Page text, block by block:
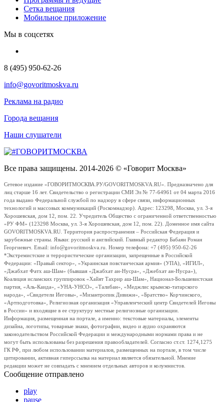
Сетка вещания
Мобильное приложение
Мы в соцсетях
8 (495) 950-62-26
info@govoritmoskva.ru
Реклама на радио
Города вещания
Наши слушатели
Все права защищены. 2014-2026 © «Говорит Москва»
Сетевое издание «ГОВОРИТМОСКВА.РУ/GOVORITMOSKVA.RU». Предназначено для
лиц старше 16 лет. Свидетельство о регистрации СМИ Эл № 77-64961 от 04 марта 2016
года выдано Федеральной службой по надзору в сфере связи, информационных
технологий и массовых коммуникаций (Роскомнадзор). Адрес: 123298, Москва, ул. 3-я
Хорошевская, дом 12, пом. 22. Учредитель Общество с ограниченной ответственностью
«РУ ФМ» (123298 Москва, ул. 3-я Хорошевская, дом 12, пом. 22). Доменное имя сайта
GOVORITMOSKVA.RU. Территория распространения – Российская Федерация и
зарубежные страны. Языки: русский и английский. Главный редактор Бабаян Роман
Георгиевич. Email: info@govoritmoskva.ru. Номер телефона: +7 (495) 950-62-26
*Экстремистские и террористические организации, запрещенные в Российской
Федерации: «Правый сектор», «Украинская повстанческая армия» (УПА), «ИГИЛ»,
«Джабхат Фатх аш-Шам» (бывшая «Джабхат ан-Нусра», «Джебхат ан-Нусра»),
Коалиция исламских группировок «Хайят Тахрир аш-Шам», Национал-Большевистская
партия, «Аль-Каида», «УНА-УНСО», «Талибан», «Меджлис крымско-татарского
народа», «Свидетели Иеговы», «Мизантропик Дивижн», «Братство» Корчинского,
«Артподготовка», Религиозная организация «Управленческий центр Свидетелей Иеговы
в России» и входящие в ее структуру местные религиозные организации.
Информация, размещенная на портале, а именно: текстовые материалы, элементы
дизайна, логотипы, товарные знаки, фотографии, видео и аудио охраняются
законодательством Российской Федерации и международными нормами права и не
могут быть использованы без разрешения правообладателей. Согласно ст.ст. 1274,1275
ГК РФ, при любом использовании материалов, размещенных на портале, в том числе
цитировании, активная гиперссылка на материал является обязательной. Мнение
редакции может не совпадать с мнением отдельных авторов и колумнистов.
Сообщение отправлено
play
pause